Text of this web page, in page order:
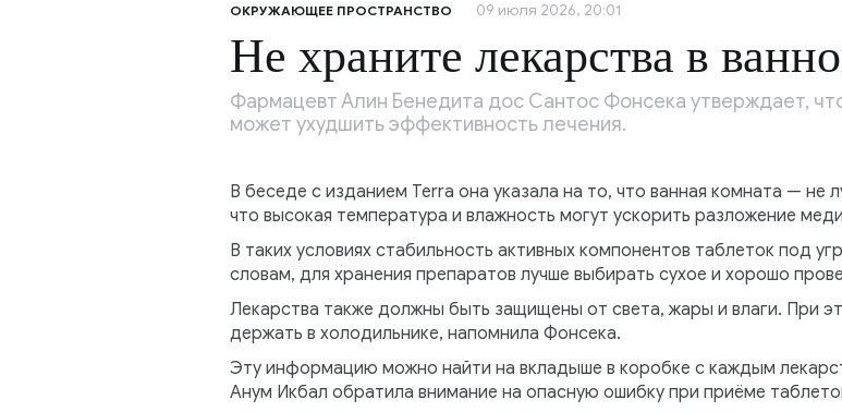
ОКРУЖАЮЩЕЕ ПРОСТРАНСТВО 09 июля 2026, 20:01
Не храните лекарства в
Фармацевт Алин Бенедита дос Сантос Фонсека утверждает,
может ухудшить эффективность лечения.
В беседе с изданием Terra она указала на то, что ванная комната — не
что высокая температура и влажность могут ускорить разложение
В таких условиях стабильность активных компонентов таблеток под
словам, для хранения препаратов лучше выбирать сухое и хорошо
Лекарства также должны быть защищены от света, жары и влаги. При
держать в холодильнике, напомнила Фонсека.
Эту информацию можно найти на вкладыше в коробке с каждым
Анум Икбал обратила внимание на опасную ошибку при приёме